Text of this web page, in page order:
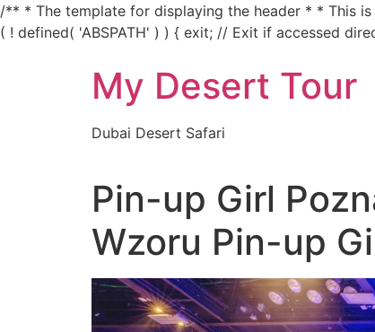
/** * The template for displaying the header * * This
( ! defined( 'ABSPATH' ) ) { exit; // Exit if accessed
My Desert Tour
Dubai Desert Safari
Pin-up Girl
Wzoru Pin-up